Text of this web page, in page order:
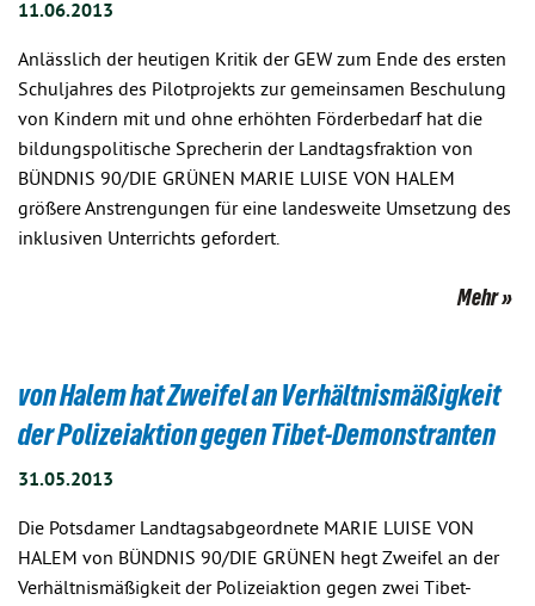
11.06.2013
Anlässlich der heutigen Kritik der GEW zum Ende des ersten
Schuljahres des Pilotprojekts zur gemeinsamen Beschulung
von Kindern mit und ohne erhöhten Förderbedarf hat die
bildungspolitische Sprecherin der Landtagsfraktion von
BÜNDNIS 90/DIE GRÜNEN MARIE LUISE VON HALEM
größere Anstrengungen für eine landesweite Umsetzung des
inklusiven Unterrichts gefordert.
Mehr
von Halem hat Zweifel an Verhältnismäßigkeit
der Polizeiaktion gegen Tibet-Demonstranten
31.05.2013
Die Potsdamer Landtagsabgeordnete MARIE LUISE VON
HALEM von BÜNDNIS 90/DIE GRÜNEN hegt Zweifel an der
Verhältnismäßigkeit der Polizeiaktion gegen zwei Tibet-